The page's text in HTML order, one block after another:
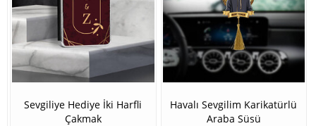
Sevgiliye Hediye İki Harfli
Çakmak
Havalı Sevgilim Karikatürlü
Araba Süsü